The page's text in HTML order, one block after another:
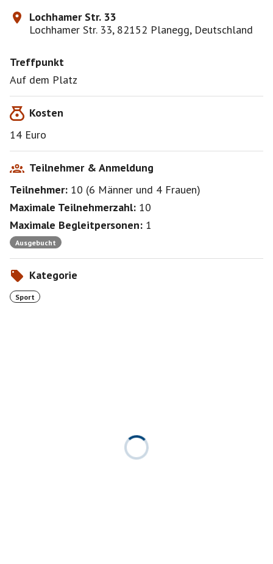
Lochhamer Str. 33
Lochhamer Str. 33, 82152 Planegg, Deutschland
Treffpunkt
Auf dem Platz
Kosten
14 Euro
Teilnehmer & Anmeldung
Teilnehmer: 10 (6 Männer und 4 Frauen)
Maximale Teilnehmerzahl: 10
Maximale Begleitpersonen: 1
Ausgebucht
Kategorie
Sport